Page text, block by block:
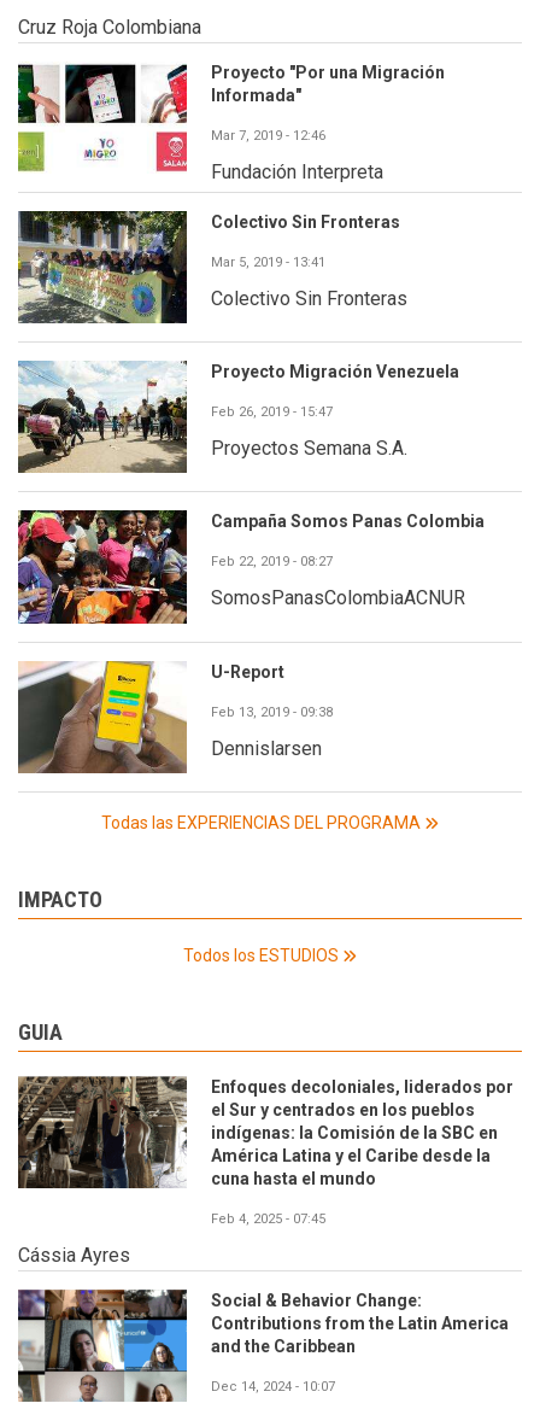
Cruz Roja Colombiana
Proyecto "Por una Migración
Informada"
Mar 7, 2019 - 12:46
Fundación Interpreta
Colectivo Sin Fronteras
Mar 5, 2019 - 13:41
Colectivo Sin Fronteras
Proyecto Migración Venezuela
Feb 26, 2019 - 15:47
Proyectos Semana S.A.
Campaña Somos Panas Colombia
Feb 22, 2019 - 08:27
SomosPanasColombiaACNUR
U-Report
Feb 13, 2019 - 09:38
Dennislarsen
Todas las EXPERIENCIAS DEL PROGRAMA
IMPACTO
Todos los ESTUDIOS
GUIA
Enfoques decoloniales, liderados por
el Sur y centrados en los pueblos
indígenas: la Comisión de la SBC en
América Latina y el Caribe desde la
cuna hasta el mundo
Feb 4, 2025 - 07:45
Cássia Ayres
Social & Behavior Change:
Contributions from the Latin America
and the Caribbean
Dec 14, 2024 - 10:07